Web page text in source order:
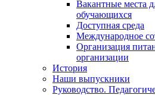
Вакантные места
обучающихся
Доступная среда
Международное
Организация
организации
История
Наши выпускники
Руководство.